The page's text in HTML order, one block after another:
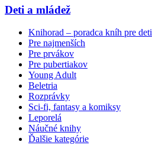
Deti a mládež
Knihorad – poradca kníh pre deti
Pre najmenších
Pre prvákov
Pre pubertiakov
Young Adult
Beletria
Rozprávky
Sci-fi, fantasy a komiksy
Leporelá
Náučné knihy
Ďalšie kategórie